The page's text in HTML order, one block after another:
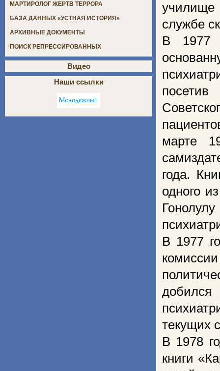
училище
службе
В 1977
марте
года.
одного
В 1977
текущих
В 1978
книги
МАРТИРОЛОГ ЖЕРТВ ТЕРРОРА
БАЗА ДАННЫХ «УСТНАЯ ИСТОРИЯ»
АРХИВНЫЕ ДОКУМЕНТЫ
ПОИСК РЕПРЕССИРОВАННЫХ
Видео
Наши ссылки